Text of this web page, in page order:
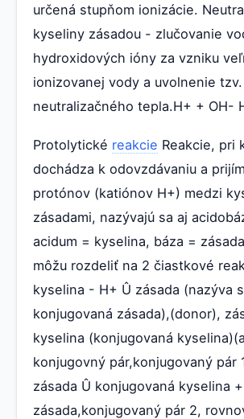
určená stupňom ionizácie.
kyseliny zásadou - zlučovanie
hydroxidových ióny za vzniku
ionizovanej vody a uvolnenie tzv.
neutralizačného tepla.H+ + OH-
Protolytické reakcie Reakcie, pri
dochádza k odovzdávaniu a
protónov (katiónov H+) medzi
zásadami, nazývajú sa aj
acidum = kyselina, báza =
môžu rozdeliť na 2 čiastkové
kyselina - H+ Û zásada (nazýva
konjugovaná zásada),(donor),
kyselina (konjugovaná
konjugovný pár,konjugovaný pár
zásada Û konjugovaná kyselina
zásada,konjugovaný pár 2,